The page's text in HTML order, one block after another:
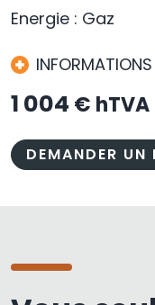
Energie : Gaz
INFORMATIONS
1 004 € hTVA
DEMANDER UN